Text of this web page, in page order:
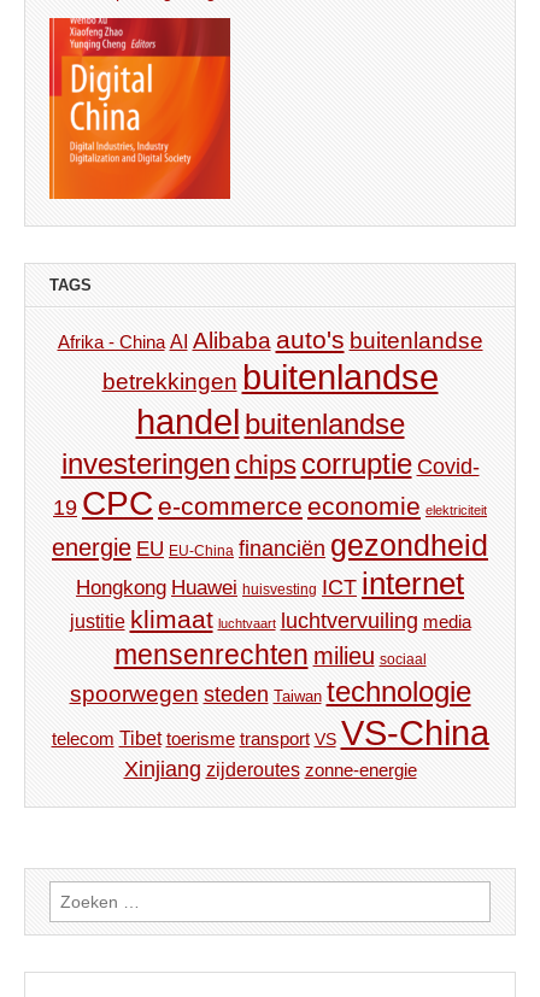
TAGS
Afrika - China AI Alibaba auto's buitenlandse
betrekkingen buitenlandse
handel buitenlandse
investeringen chips corruptie Covid-
19 CPC e-commerce economie elektriciteit
energie EU EU-China financiën gezondheid
Hongkong Huawei huisvesting ICT internet
justitie klimaat luchtvaart luchtvervuiling media
mensenrechten milieu sociaal
spoorwegen steden Taiwan technologie
telecom Tibet toerisme transport VS VS-China
Xinjiang zijderoutes zonne-energie
Zoeken
naar: